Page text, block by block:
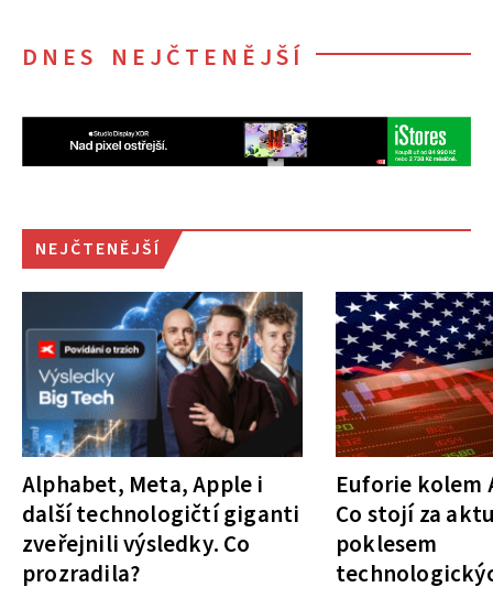
DNES NEJČTENĚJŠÍ
NEJČTENĚJŠÍ
Alphabet, Meta, Apple i
další technologičtí giganti
zveřejnili výsledky. Co
prozradila?
Euforie kolem
Co stojí za
poklesem